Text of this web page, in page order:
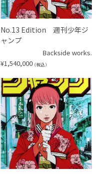
No.13 Edition 週刊少年ジ
ャンプ
Backside works.
¥1,540,000 （税込）